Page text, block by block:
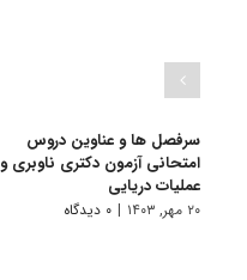
سرفصل ها و عناوین دروس
امتحانی آزمون دکتری ناوبری و
عملیات دریایی
۲۰ مهر, ۱۴۰۳ | ۰ دیدگاه